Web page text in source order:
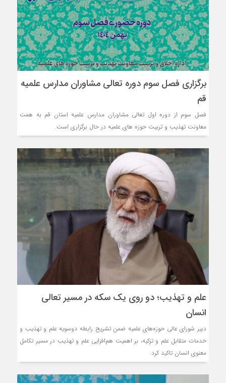
برگزاری فصل سوم دوره تعالی مشاوران مدارس علمیه
قم
فصل سوم از دوره اول تعالی مشاوران مدارس علمیه استان قم به همت
معاونت تهذیب و تربیت حوزه های علمیه در حال برگزاری است.
علم و تهذیب؛ دو روی یک سکه در مسیر تعالی
انسان
دبیر شورای عالی حوزه‌های علمیه ضمن تشریح رابطه دوسویه علم و تهذیب و
خدمات متقابل علم و تزکیه، بر اهمیت هم‌افزایی علم و تهذیب در مسیر تکامل
معنوی انسان تاکید کرد.